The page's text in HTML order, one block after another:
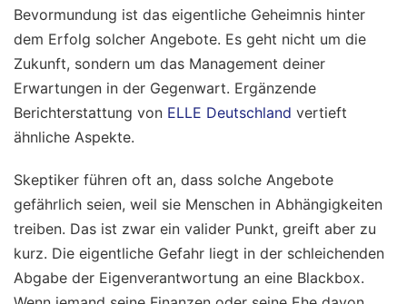
Bevormundung ist das eigentliche Geheimnis hinter
dem Erfolg solcher Angebote. Es geht nicht um die
Zukunft, sondern um das Management deiner
Erwartungen in der Gegenwart. Ergänzende
Berichterstattung von ELLE Deutschland vertieft
ähnliche Aspekte.
Skeptiker führen oft an, dass solche Angebote
gefährlich seien, weil sie Menschen in Abhängigkeiten
treiben. Das ist zwar ein valider Punkt, greift aber zu
kurz. Die eigentliche Gefahr liegt in der schleichenden
Abgabe der Eigenverantwortung an eine Blackbox.